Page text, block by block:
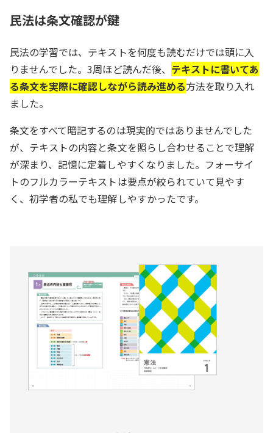
民法は条文確認が鍵
民法の学習では、テキストを何度も読むだけでは頭に入
りませんでした。3周ほど読んだ後、 テキストに書いてあ
る条文を実際に確認しながら読み進める方法を取り入れ
ました。
条文をすべて暗記するのは現実的ではありませんでした
が、テキストの内容と条文を照らし合わせることで理解
が深まり、記憶に定着しやすくなりました。フォーサイ
トのフルカラーテキストは要点が絞られていて見やす
く、初学者の私でも理解しやすかったです。